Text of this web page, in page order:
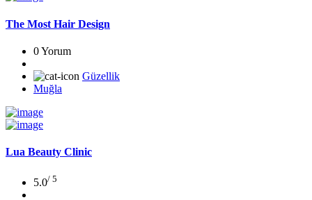
The Most Hair Design
0 Yorum
Güzellik
Muğla
Lua Beauty Clinic
5.0/ 5